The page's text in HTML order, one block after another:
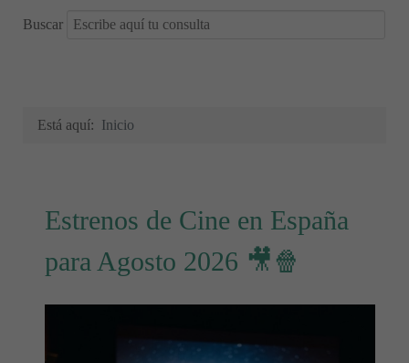
Buscar
Está aquí: Inicio
Estrenos de Cine en España
para Agosto 2026 🎥🍿